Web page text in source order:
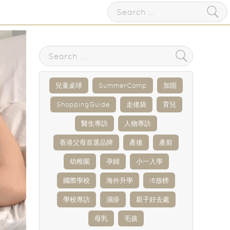
兒童桌球 SummerCamp 加固
ShoppingGuide 走佬袋 育兒
醫生專訪 人物專訪
香港父母首選品牌 產後 產前
幼稚園 孕婦 小一入學
國際學校 海外升學 IB放榜
學校專訪 濕疹 親子好去處
母乳 毛孩